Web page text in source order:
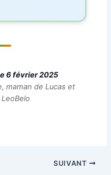
6 février 2025
maman de Lucas et
SUIVANT